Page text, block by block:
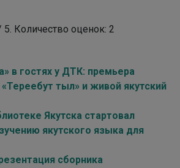
5. Количество оценок: 2
в гостях у ДТК: премьера
«Тереебут тыл» и живой якутский
Якутска стартовал
якутского языка для
сборника